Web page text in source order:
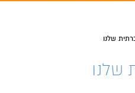
שלנו
שלנו